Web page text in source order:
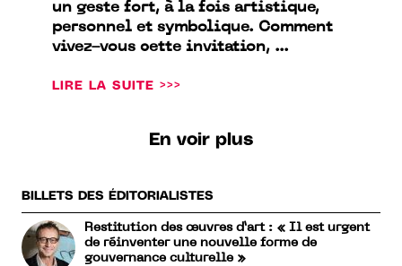
un geste fort, à la fois artistique,
personnel et symbolique. Comment
vivez-vous cette invitation, ...
LIRE LA SUITE >>>
En voir plus
BILLETS DES ÉDITORIALISTES
Restitution des œuvres d’art : « Il est urgent
de réinventer une nouvelle forme de
gouvernance culturelle »